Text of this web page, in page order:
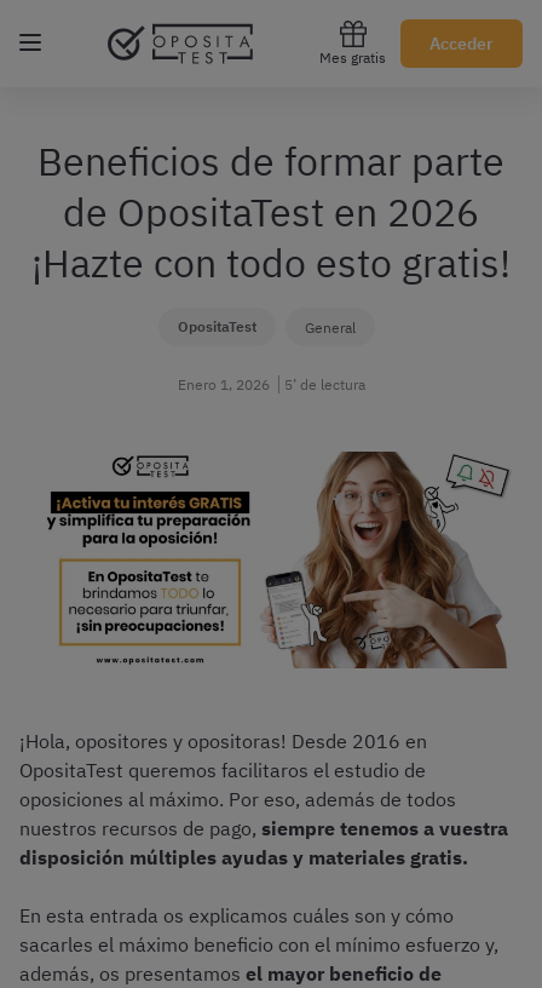
Mes gratis
Acceder
Regístrate gratis
Beneficios de formar parte
de OpositaTest en 2026
¡Hazte con todo esto gratis!
OpositaTest General
Enero 1, 2026 5’ de lectura
¡Hola, opositores y opositoras! Desde 2016 en
OpositaTest queremos facilitaros el estudio de
oposiciones al máximo. Por eso, además de todos
nuestros recursos de pago, siempre tenemos a vuestra
disposición múltiples ayudas y materiales gratis.
En esta entrada os explicamos cuáles son y cómo
sacarles el máximo beneficio con el mínimo esfuerzo y,
además, os presentamos el mayor beneficio de